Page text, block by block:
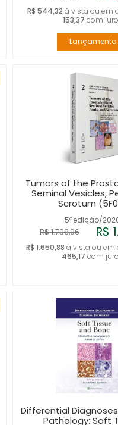
R$ 544,32 à vista ou em
153,37 com
Lançamento
5ªedição/
Tumors of the
Seminal Vesicles,
Scrotum
R$ 1.798,96 R$
R$ 1.650,88 à vista ou em
465,17 com
Differential
Pathology: Soft